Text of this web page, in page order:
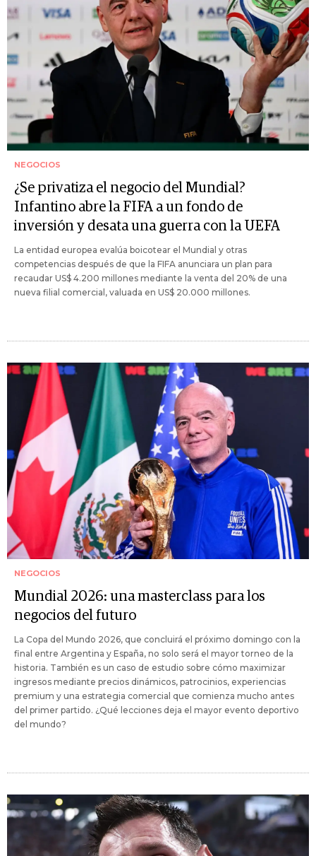
NEGOCIOS
¿Se privatiza el negocio del Mundial?
Infantino abre la FIFA a un fondo de
inversión y desata una guerra con la UEFA
La entidad europea evalúa boicotear el Mundial y otras
competencias después de que la FIFA anunciara un plan para
recaudar US$ 4.200 millones mediante la venta del 20% de una
nueva filial comercial, valuada en US$ 20.000 millones.
NEGOCIOS
Mundial 2026: una masterclass para los
negocios del futuro
La Copa del Mundo 2026, que concluirá el próximo domingo con la
final entre Argentina y España, no solo será el mayor torneo de la
historia. También es un caso de estudio sobre cómo maximizar
ingresos mediante precios dinámicos, patrocinios, experiencias
premium y una estrategia comercial que comienza mucho antes
del primer partido. ¿Qué lecciones deja el mayor evento deportivo
del mundo?